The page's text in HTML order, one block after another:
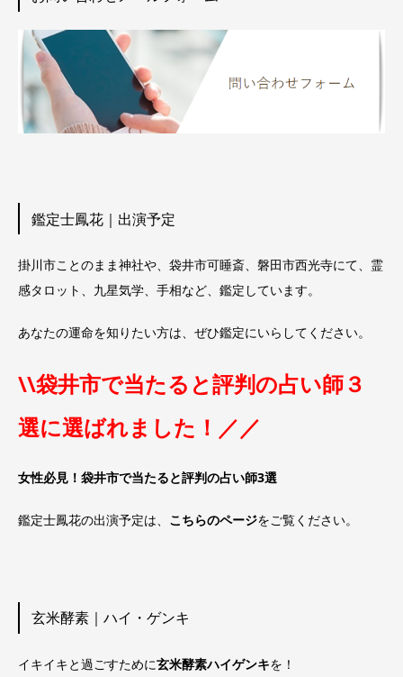
鑑定士鳳花｜出演予定
掛川市ことのまま神社や、袋井市可睡斎、磐田市西光寺にて、霊
感タロット、九星気学、手相など、鑑定しています。
あなたの運命を知りたい方は、ぜひ鑑定にいらしてください。
\\袋井市で当たると評判の占い師３
選に選ばれました！／／
女性必見！袋井市で当たると評判の占い師3選
鑑定士鳳花の出演予定は、 こちらのページをご覧ください。
玄米酵素｜ハイ・ゲンキ
イキイキと過ごすために玄米酵素ハイゲンキを！